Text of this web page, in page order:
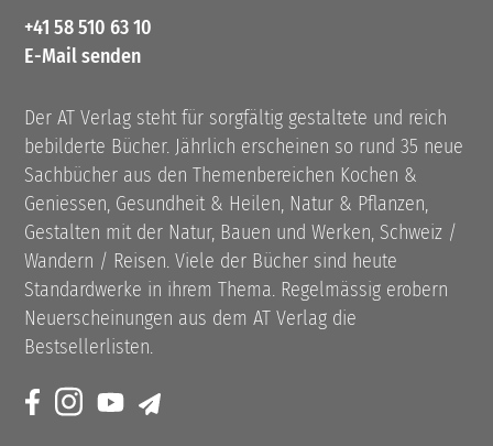
+41 58 510 63 10
E-Mail senden
Der AT Verlag steht für sorgfältig gestaltete und reich
bebilderte Bücher. Jährlich erscheinen so rund 35 neue
Sachbücher aus den Themenbereichen Kochen &
Geniessen, Gesundheit & Heilen, Natur & Pflanzen,
Gestalten mit der Natur, Bauen und Werken, Schweiz /
Wandern / Reisen. Viele der Bücher sind heute
Standardwerke in ihrem Thema. Regelmässig erobern
Neuerscheinungen aus dem AT Verlag die
Bestsellerlisten.